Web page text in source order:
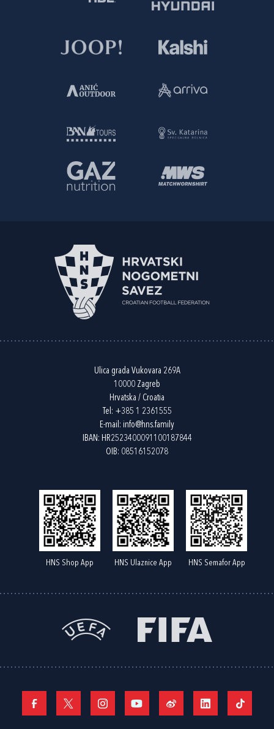
Ulica grada Vukovara 269A
10000 Zagreb
Hrvatska / Croatia
Tel: +385 1 2361555
E-mail: info@hns.family
IBAN: HR2523400091100187844
OIB: 08516152078
HNS Shop App HNS Ulaznice App HNS Semafor App